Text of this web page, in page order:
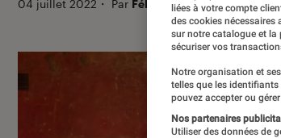
04 juillet 2022 ・ Par Félix Tardieuliées à votre compte
des cookies
sur notre catalogue et la
sécuriser vos
Notre organisation et ses
telles que les
pouvez accepter ou
Nos partenaires
Utiliser des données de